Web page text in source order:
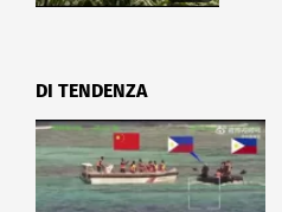
DI TENDENZA